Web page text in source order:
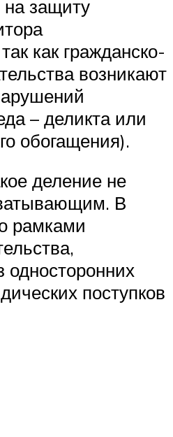
защиту
как гражданско-
возникают
– делик­та или
обогащения).
деление не
В
рамками
поступков